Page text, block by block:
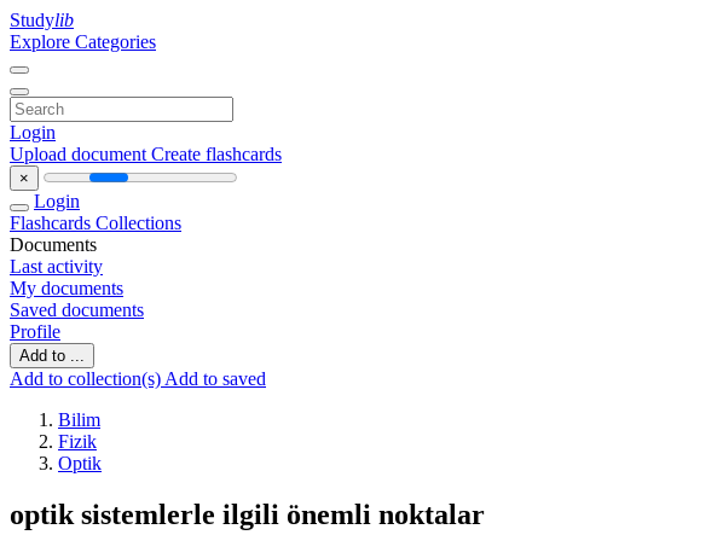
Studylib
Explore Categories
Login
Upload document Create flashcards
×
Login
Flashcards Collections
Documents
Last activity
My documents
Saved documents
Profile
Add to ...
Add to collection(s) Add to saved
Bilim
Fizik
Optik
optik sistemlerle ilgili önemli noktalar